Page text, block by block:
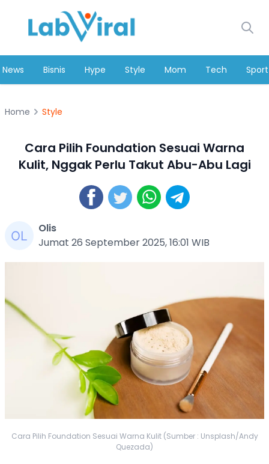
News Bisnis Hype Style Mom Tech Sport
Home Style
Cara Pilih Foundation Sesuai Warna
Kulit, Nggak Perlu Takut Abu-Abu Lagi
Olis
Jumat 26 September 2025, 16:01 WIB
Cara Pilih Foundation Sesuai Warna Kulit (Sumber : Unsplash/Andy
Quezada)